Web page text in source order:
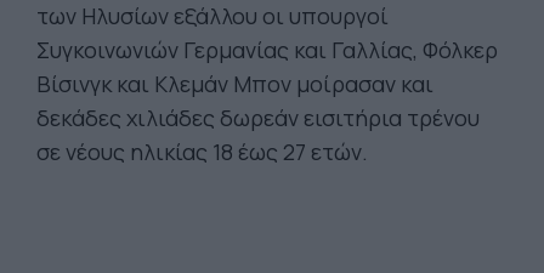
των Ηλυσίων εξάλλου οι υπουργοί
Συγκοινωνιών Γερμανίας και Γαλλίας, Φόλκερ
Βίσινγκ και Κλεμάν Μπον μοίρασαν και
δεκάδες χιλιάδες δωρεάν εισιτήρια τρένου
σε νέους ηλικίας 18 έως 27 ετών.